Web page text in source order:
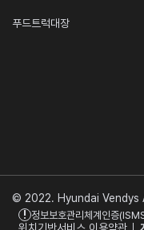
푸드트럭대장
© 2022. Hyundai Vendys
! 정보보호관리체계인증